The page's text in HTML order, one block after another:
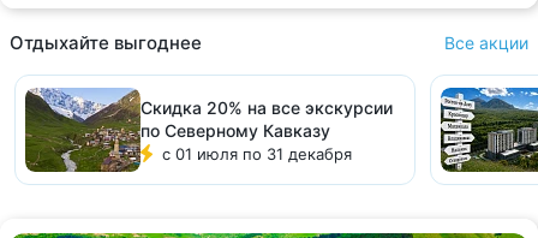
Отдыхайте выгоднее Все акции
Скидка 20% на все экскурсии
по Северному Кавказу
с 01 июля по 31 декабря